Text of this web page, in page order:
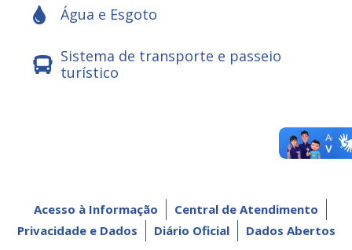
Água e Esgoto
Sistema de transporte e passeio
turístico
Acesso à Informação
Central de Atendimento
Privacidade e Dados
Diário Oficial Dados Abertos